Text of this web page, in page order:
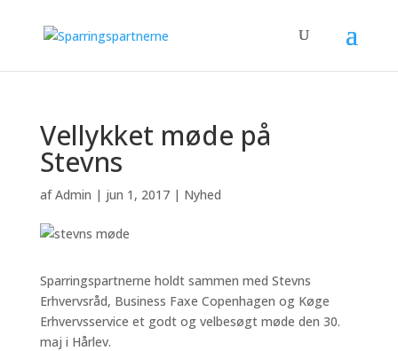
Vellykket møde på
Stevns
afAdmin | jun 1, 2017| Nyhed
Sparringspartnerne holdt sammen med Stevns
Erhvervsråd, Business Faxe Copenhagen og Køge
Erhvervsservice et godt og velbesøgt møde den 30.
maj i Hårlev.